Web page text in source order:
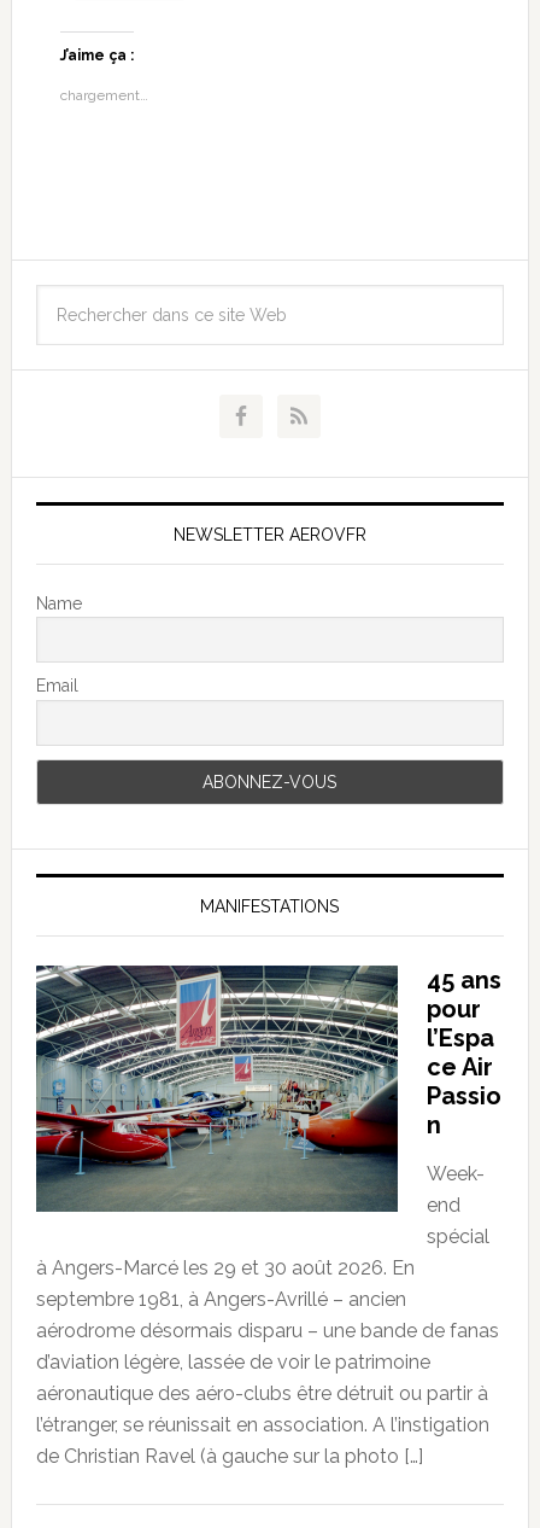
J’aime ça :
chargement…
NEWSLETTER AEROVFR
Name
Email
MANIFESTATIONS
45 ans
pour
l’Espa
ce Air
Passio
n
Week-
end
spécial
à Angers-Marcé les 29 et 30 août 2026. En
septembre 1981, à Angers-Avrillé – ancien
aérodrome désormais disparu – une bande de fanas
d’aviation légère, lassée de voir le patrimoine
aéronautique des aéro-clubs être détruit ou partir à
l’étranger, se réunissait en association. A l’instigation
de Christian Ravel (à gauche sur la photo […]